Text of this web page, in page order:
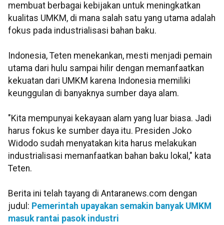
membuat berbagai kebijakan untuk meningkatkan
kualitas UMKM, di mana salah satu yang utama adalah
fokus pada industrialisasi bahan baku.
Indonesia, Teten menekankan, mesti menjadi pemain
utama dari hulu sampai hilir dengan memanfaatkan
kekuatan dari UMKM karena Indonesia memiliki
keunggulan di banyaknya sumber daya alam.
"Kita mempunyai kekayaan alam yang luar biasa. Jadi
harus fokus ke sumber daya itu. Presiden Joko
Widodo sudah menyatakan kita harus melakukan
industrialisasi memanfaatkan bahan baku lokal," kata
Teten.
Berita ini telah tayang di Antaranews.com dengan
judul: Pemerintah upayakan semakin banyak UMKM
masuk rantai pasok industri